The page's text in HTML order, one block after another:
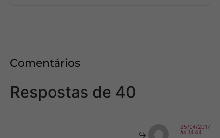
Comentários
Respostas de 40
25/04/2017
às 14:44